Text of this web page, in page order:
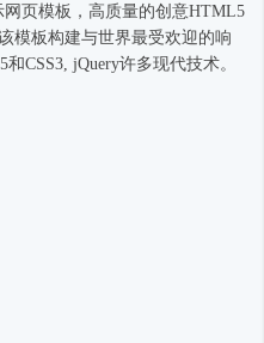
网页模板 ，高质量的创意HTML5
模板构建与世界最受欢迎的响
CSS3, jQuery许多现代技术。